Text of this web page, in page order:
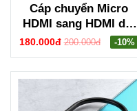
Cáp chuyển Micro
HDMI sang HDMI dài
1m hỗ trợ 4K Ugreen
180.000đ 200.000đ -10%